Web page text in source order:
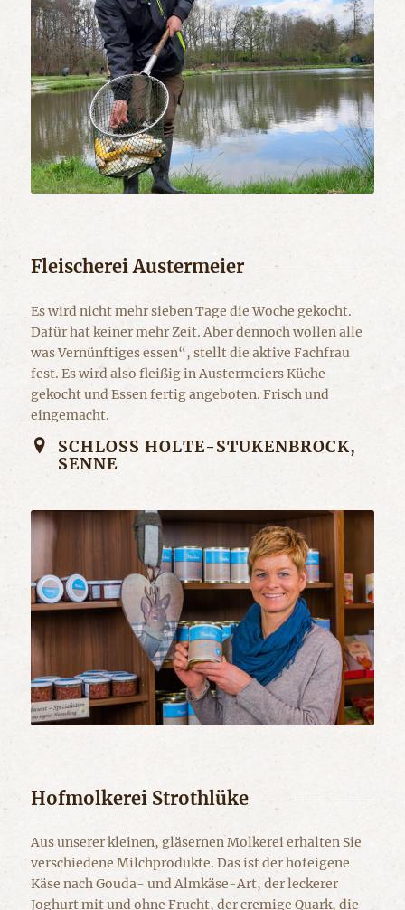
Fleischerei Austermeier
Es wird nicht mehr sieben Tage die Woche gekocht.
Dafür hat keiner mehr Zeit. Aber dennoch wollen alle
was Vernünftiges essen“, stellt die aktive Fachfrau
fest. Es wird also fleißig in Austermeiers Küche
gekocht und Essen fertig angeboten. Frisch und
eingemacht.
SCHLOSS HOLTE-STUKENBROCK, S
ENNE
Hofmolkerei Strothlüke
Aus unserer kleinen, gläsernen Molkerei erhalten Sie
verschiedene Milchprodukte. Das ist der hofeigene
Käse nach Gouda- und Almkäse-Art, der leckerer
Joghurt mit und ohne Frucht, der cremige Quark, die